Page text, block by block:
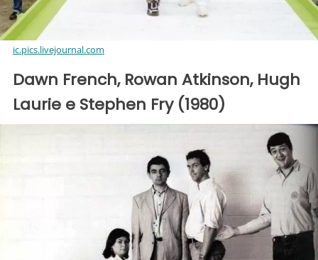
ic.pics.livejournal.com
Dawn French, Rowan Atkinson, Hugh
Laurie e Stephen Fry (1980)